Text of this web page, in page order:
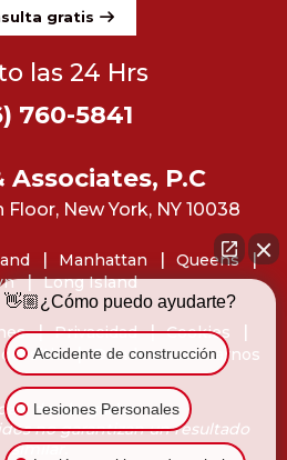
gratis
las 24 Hrs
760-5841
Associates, P.C
New York, NY 10038
de abogados
no garantizan un resultado
similar.
Manhattan
Queens
Long Island
Privacidad
Cookies
sitio Dónde encontrarnos
👋🏼¿Cómo puedo ayudarte?
Accidente de construcción
Lesiones Personales